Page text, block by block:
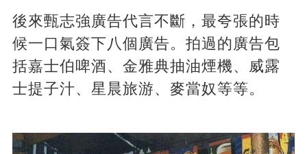
後來甄志強廣告代言不斷，最夸張的時
候一口氣簽下八個廣告。拍過的廣告包
括嘉士伯啤酒、金雅典抽油煙機、威露
士提子汁、星晨旅游、麥當奴等等。